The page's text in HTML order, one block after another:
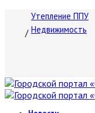
Утепление ППУ
Недвижимость